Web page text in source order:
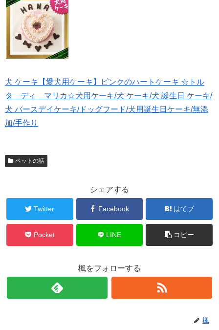
犬 ケーキ【愛犬用ケーキ】ピンクのハートケーキ ☆トル
タ ディ マリカ☆犬用ケーキ/犬 ケーキ/犬 誕生日 ケーキ/
犬 バースデイケーキ/ドッグフード/犬用誕生日ケーキ/無添
加/手作り
ペットの話
シェアする
Twitter Facebook はてブ
Pocket LINE コピー
楓をフォローする
楓